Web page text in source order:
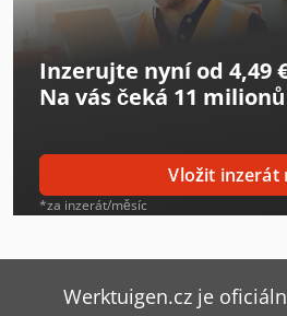
Heesemann Lsm 8
Man Le 8
Man Tgl 8
Mitsubishi Fuso Canter
Opel Movano
Opel Vivaro
Inzerujte nyní od 4,49
Na vás čeká 11
Vložit inzerát
*za inzerát/měsíc
Werktuigen.cz je